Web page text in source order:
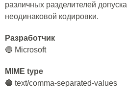
различных разделителей
неодинаковой кодировки.
Разработчик
🔵 Microsoft
MIME type
🔵 text/comma-separated-values